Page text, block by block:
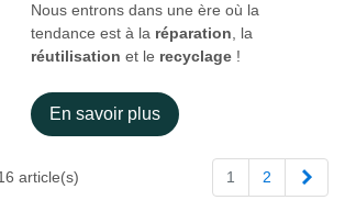
Nous entrons dans une ère où la
tendance est à la réparation, la
réutilisation et le recyclage !
En savoir plus
article(s) 1 2